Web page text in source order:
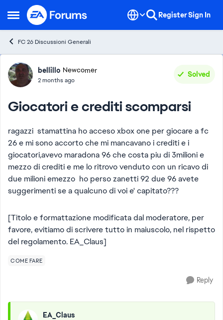
Open Side Menu
Skip to content RegisterSign In
FC 26 Discussioni Generali
Forum Discussion
bellillo Newcomer
2 months ago
Solved
Giocatori e crediti scomparsi
ragazzi stamattina ho acceso xbox one per giocare a fc
26 e mi sono accorto che mi mancavano i crediti e i
giocatori,avevo maradona 96 che costa piu di 3milioni e
mezzo di crediti e me lo ritrovo venduto con un ricavo di
due milioni emezzo ho perso zanetti 92 due 96 avete
suggerimenti se a qualcuno di voi e' capitato???
[Titolo e formattazione modificata dal moderatore, per
favore, evitiamo di scrivere tutto in maiuscolo, nel rispetto
del regolamento. EA_Claus]
COME FARE
Reply
EA_Claus